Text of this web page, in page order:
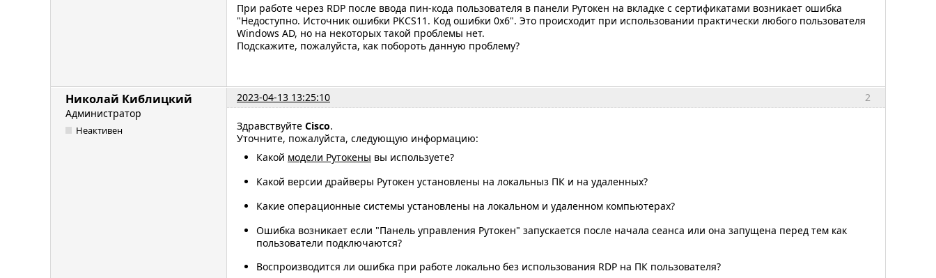
При работе через RDP после ввода пин-кода пользователя в панели Рутокен на вкладке с сертификатами возникает ошибка
"Недоступно. Источник ошибки PKCS11. Код ошибки 0x6". Это происходит при использовании практически любого пользователя
Windows AD, но на некоторых такой проблемы нет.
Подскажите, пожалуйста, как побороть данную проблему?
2
Николай Киблицкий
2023-04-13 13:25:10
Администратор
Неактивен Здравствуйте Cisco.
Уточните, пожалуйста, следующую информацию:
Какой модели Рутокены вы используете?
Какой версии драйверы Рутокен установлены на локальныз ПК и на удаленных?
Какие операционные системы установлены на локальном и удаленном компьютерах?
Ошибка возникает если "Панель управления Рутокен" запускается после начала сеанса или она запущена перед тем как
пользователи подключаются?
Воспроизводится ли ошибка при работе локально без использования RDP на ПК пользователя?